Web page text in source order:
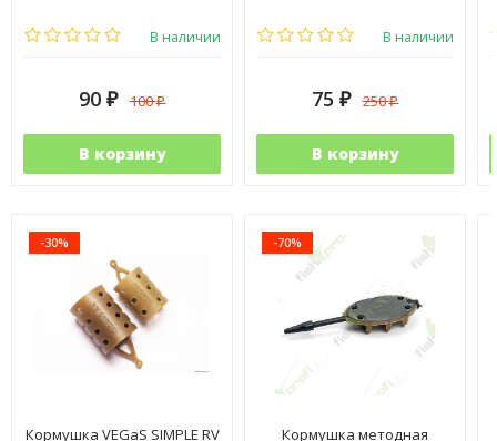
В наличии
90 ₽ 100₽
В корзину
В наличии
75 ₽ 250₽
В корзину
-30%
Кормушка VEGaS SIMPLE RV
-70%
Кормушка методная